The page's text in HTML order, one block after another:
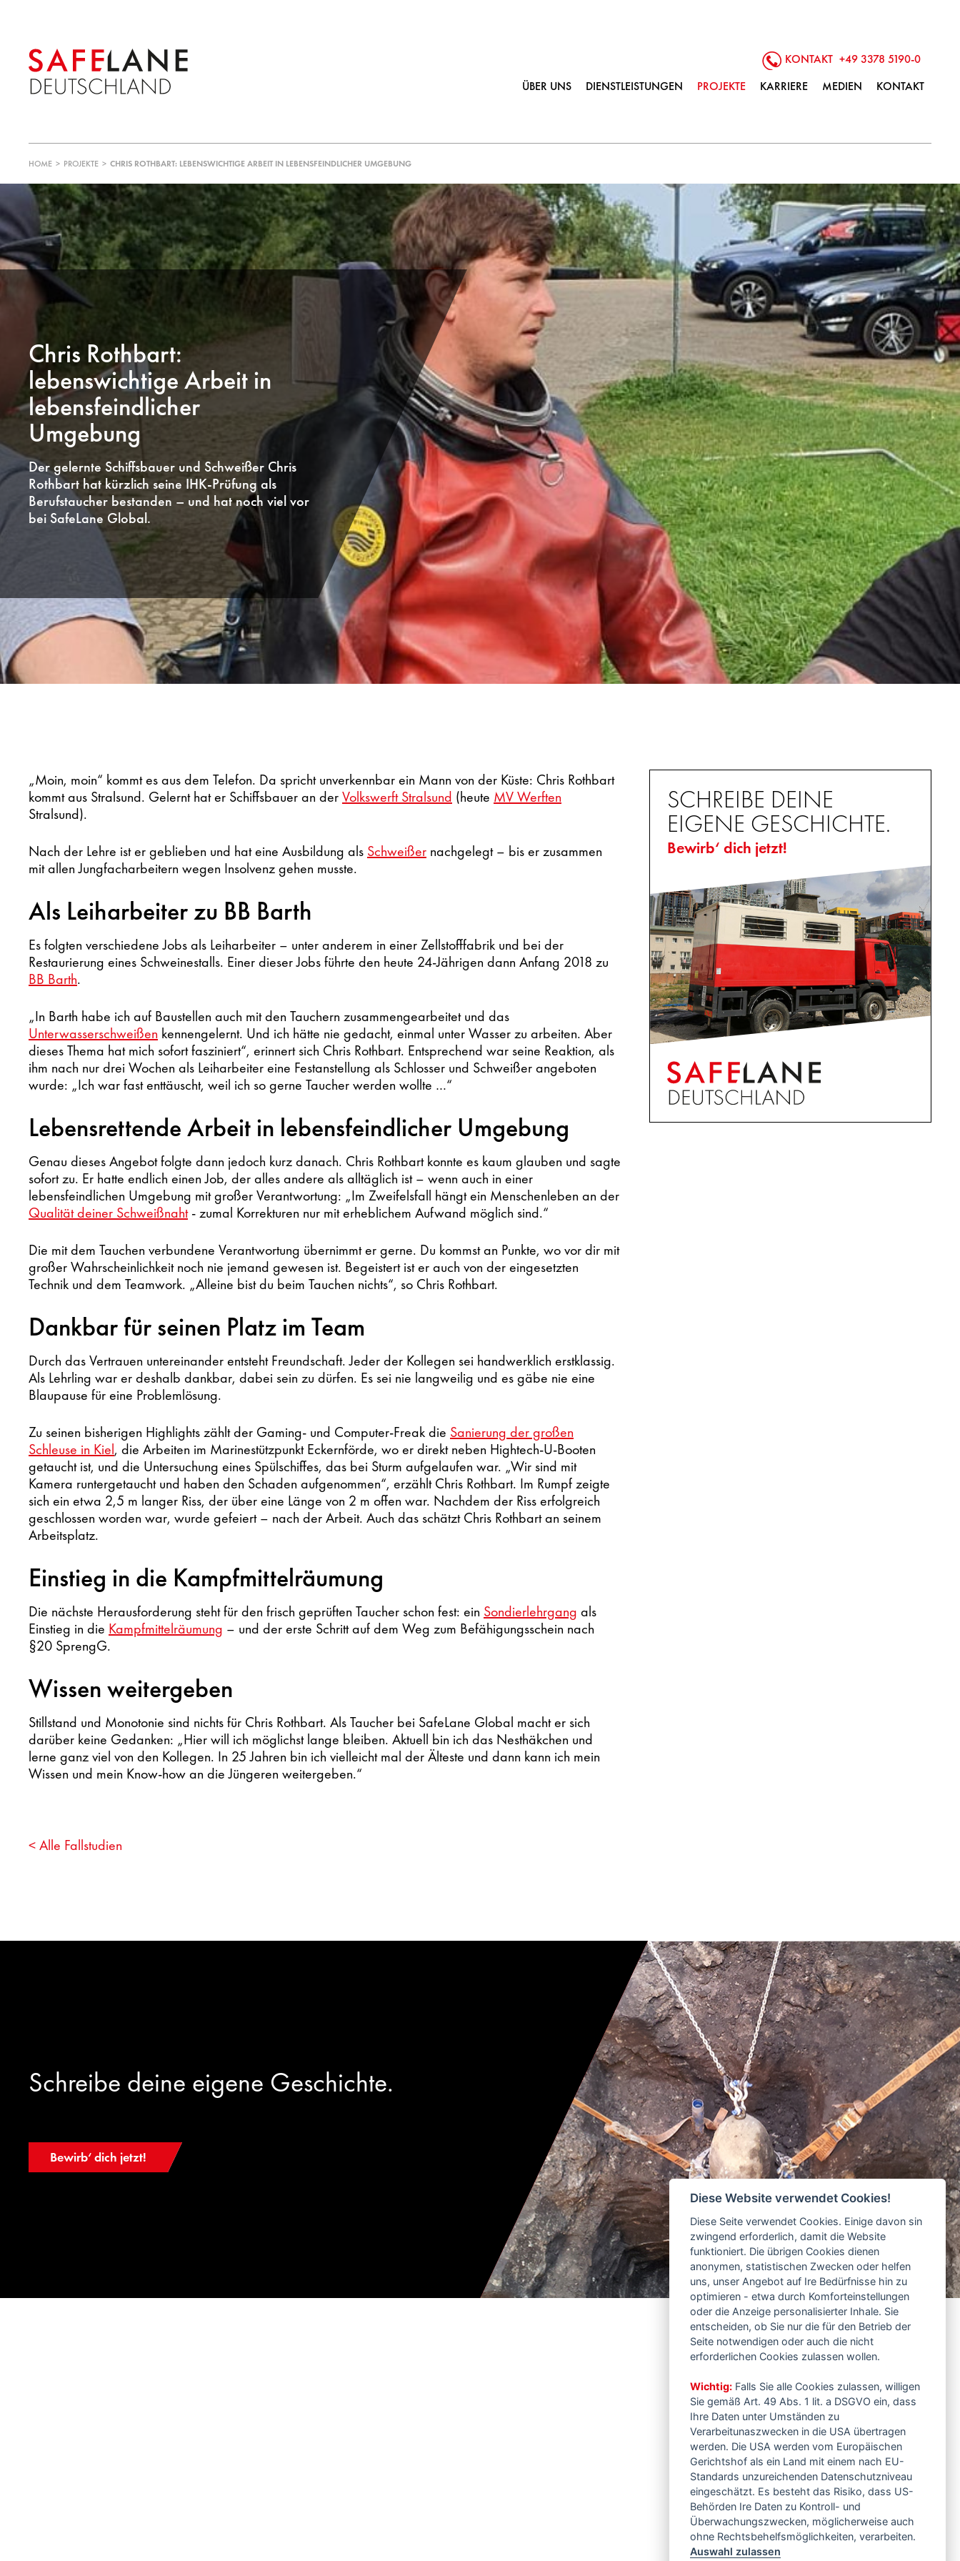
KONTAKT +49 3378 5190-0
ÜBER UNS
DIENSTLEISTUNGEN PROJEKTE KARRIERE MEDIEN KONTAKT
HOME > PROJEKTE > CHRIS ROTHBART: LEBENSWICHTIGE ARBEIT IN LEBENSFEINDLICHER UMGEBUNG
Chris Rothbart:
lebenswichtige Arbeit in
lebensfeindlicher
Umgebung
Der gelernte Schiffsbauer und Schweißer Chris
Rothbart hat kürzlich seine IHK-Prüfung als
Berufstaucher bestanden – und hat noch viel vor
bei SafeLane Global.
„Moin, moin“ kommt es aus dem Telefon. Da spricht unverkennbar ein Mann von der Küste: Chris Rothbart
kommt aus Stralsund. Gelernt hat er Schiffsbauer an derVolkswerft Stralsund (heute MV Werften
Stralsund).
Nach der Lehre ist er geblieben und hat eine Ausbildung als Schweißer nachgelegt – bis er zusammen
mit allen Jungfacharbeitern wegen Insolvenz gehen musste.
Als Leiharbeiter zu BB Barth
Es folgten verschiedene Jobs als Leiharbeiter – unter anderem in einer Zellstofffabrik und bei der
Restaurierung eines Schweinestalls. Einer dieser Jobs führte den heute 24-Jährigen dann Anfang 2018 zu
BB Barth.
„In Barth habe ich auf Baustellen auch mit den Tauchern zusammengearbeitet und das
Unterwasserschweißen kennengelernt. Und ich hätte nie gedacht, einmal unter Wasser zu arbeiten. Aber
dieses Thema hat mich sofort fasziniert“, erinnert sich Chris Rothbart. Entsprechend war seine Reaktion, als
ihm nach nur drei Wochen als Leiharbeiter eine Festanstellung als Schlosser und Schweißer angeboten
wurde: „Ich war fast enttäuscht, weil ich so gerne Taucher werden wollte …“
Lebensrettende Arbeit in lebensfeindlicher Umgebung
Genau dieses Angebot folgte dann jedoch kurz danach. Chris Rothbart konnte es kaum glauben und sagte
sofort zu. Er hatte endlich einen Job, der alles andere als alltäglich ist – wenn auch in einer
lebensfeindlichen Umgebung mit großer Verantwortung: „Im Zweifelsfall hängt ein Menschenleben an der
Qualität deiner Schweißnaht- zumal Korrekturen nur mit erheblichem Aufwand möglich sind.“
Die mit dem Tauchen verbundene Verantwortung übernimmt er gerne. Du kommst an Punkte, wo vor dir mit
großer Wahrscheinlichkeit noch nie jemand gewesen ist. Begeistert ist er auch von der eingesetzten
Technik und dem Teamwork. „Alleine bist du beim Tauchen nichts“, so Chris Rothbart.
Dankbar für seinen Platz im Team
Durch das Vertrauen untereinander entsteht Freundschaft. Jeder der Kollegen sei handwerklich erstklassig.
Als Lehrling war er deshalb dankbar, dabei sein zu dürfen. Es sei nie langweilig und es gäbe nie eine
Blaupause für eine Problemlösung.
Zu seinen bisherigen Highlights zählt der Gaming- und Computer-Freak die Sanierung der großen
Schleuse in Kiel, die Arbeiten im Marinestützpunkt Eckernförde, wo er direkt neben Hightech-U-Booten
getaucht ist, und die Untersuchung eines Spülschiffes, das bei Sturm aufgelaufen war. „Wir sind mit
Kamera runtergetaucht und haben den Schaden aufgenommen“, erzählt Chris Rothbart. Im Rumpf zeigte
sich ein etwa 2,5 m langer Riss, der über eine Länge von 2 m offen war. Nachdem der Riss erfolgreich
geschlossen worden war, wurde gefeiert – nach der Arbeit. Auch das schätzt Chris Rothbart an seinem
Arbeitsplatz.
Einstieg in die Kampfmittelräumung
Die nächste Herausforderung steht für den frisch geprüften Taucher schon fest: ein Sondierlehrgang als
Einstieg in die Kampfmittelräumung – und der erste Schritt auf dem Weg zum Befähigungsschein nach
§20 SprengG.
Wissen weitergeben
Stillstand und Monotonie sind nichts für Chris Rothbart. Als Taucher bei SafeLane Global macht er sich
darüber keine Gedanken: „Hier will ich möglichst lange bleiben. Aktuell bin ich das Nesthäkchen und
lerne ganz viel von den Kollegen. In 25 Jahren bin ich vielleicht mal der Älteste und dann kann ich mein
Wissen und mein Know-how an die Jüngeren weitergeben.“
< Alle Fallstudien
SCHREIBE DEINE
EIGENE GESCHICHTE.
Bewirb‘ dich jetzt!
Schreibe deine eigene Geschichte.
Bewirb‘ dich jetzt!
Diese Website verwendet Cookies!
Diese Seite verwendet Cookies. Einige davon sin
zwingend erforderlich, damit die Website
funktioniert. Die übrigen Cookies dienen
anonymen, statistischen Zwecken oder helfen
uns, unser Angebot auf Ire Bedürfnisse hin zu
optimieren - etwa durch Komforteinstellungen
oder die Anzeige personalisierter Inhale. Sie
entscheiden, ob Sie nur die für den Betrieb der
Seite notwendigen oder auch die nicht
erforderlichen Cookies zulassen wollen.
Wichtig:Falls Sie alle Cookies zulassen, willigen
Sie gemäß Art. 49 Abs. 1 lit. a DSGVO ein, dass
Ihre Daten unter Umständen zu
Verarbeitunaszwecken in die USA übertragen
werden. Die USA werden vom Europäischen
Gerichtshof als ein Land mit einem nach EU-
Standards unzureichenden Datenschutzniveau
eingeschätzt. Es besteht das Risiko, dass US-
Behörden Ire Daten zu Kontroll- und
Überwachungszwecken, möglicherweise auch
ohne Rechtsbehelfsmöglichkeiten, verarbeiten.
Auswahl zulassen